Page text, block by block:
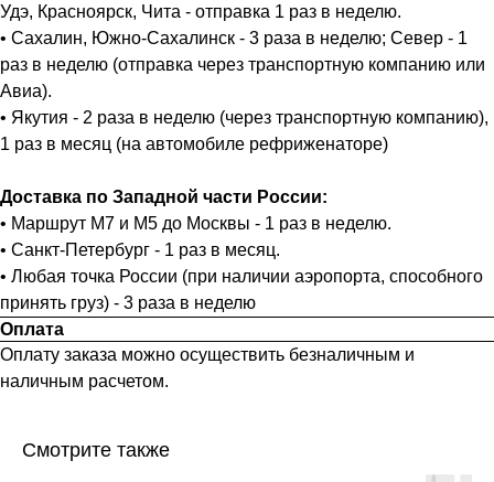
Удэ, Красноярск, Чита - отправка 1 раз в неделю.
• Сахалин, Южно-Сахалинск - 3 раза в неделю; Север - 1
раз в неделю (отправка через транспортную компанию или
Авиа).
• Якутия - 2 раза в неделю (через транспортную компанию),
1 раз в месяц (на автомобиле рефриженаторе)
Доставка по Западной части России:
• Маршрут М7 и М5 до Москвы - 1 раз в неделю.
• Санкт-Петербург - 1 раз в месяц.
• Любая точка России (при наличии аэропорта, способного
принять груз) - 3 раза в неделю
Оплата
Оплату заказа можно осуществить безналичным и
наличным расчетом.
Смотрите также